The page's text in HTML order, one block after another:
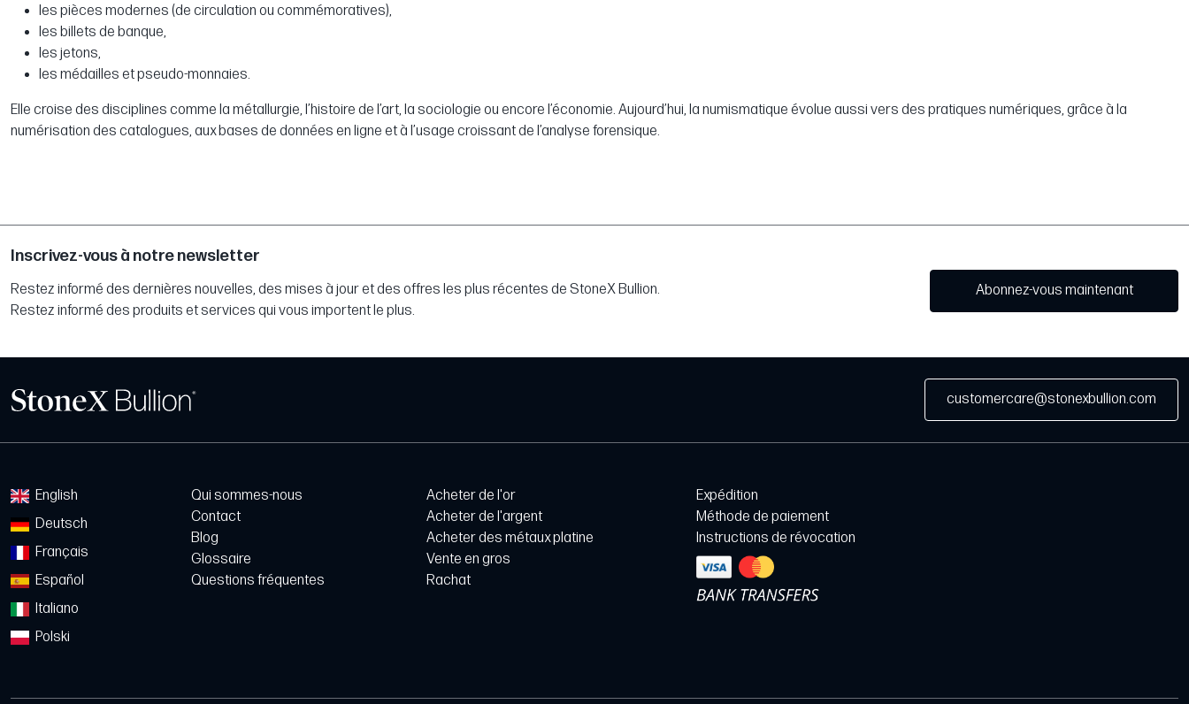
les pièces modernes (de circulation ou commémoratives),
les billets de banque,
les jetons,
les médailles et pseudo-monnaies.
Elle croise des disciplines comme la métallurgie, l’histoire de l’art, la sociologie ou encore l’économie. Aujourd’hui, la numismatique évolue aussi vers des pratiques numériques, grâce à la
numérisation des catalogues, aux bases de données en ligne et à l’usage croissant de l’analyse forensique.
Inscrivez-vous à notre newsletter
Restez informé des dernières nouvelles, des mises à jour et des offres les plus récentes de StoneX Bullion.
Restez informé des produits et services qui vous importent le plus.
Abonnez-vous maintenant
customercare@stonexbullion.com
English
Deutsch
Français
Español
Italiano
Polski
Qui sommes-nous
Contact
Blog
Glossaire
Questions fréquentes
Acheter de l'or
Acheter de l'argent
Acheter des métaux platine
Vente en gros
Rachat
Expédition
Méthode de paiement
Instructions de révocation